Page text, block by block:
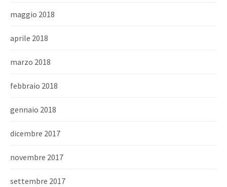
maggio 2018
aprile 2018
marzo 2018
febbraio 2018
gennaio 2018
dicembre 2017
novembre 2017
settembre 2017